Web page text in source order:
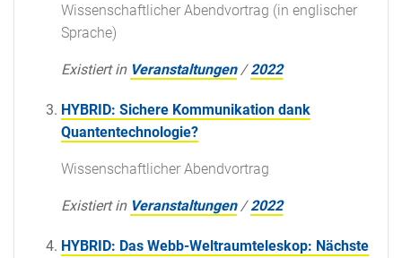
Wissenschaftlicher Abendvortrag (in englischer
Sprache)
Existiert in Veranstaltungen /2022
HYBRID: Sichere Kommunikation dank
Quantentechnologie?
Wissenschaftlicher Abendvortrag
Existiert in Veranstaltungen /2022
HYBRID: Das Webb-Weltraumteleskop: Nächste